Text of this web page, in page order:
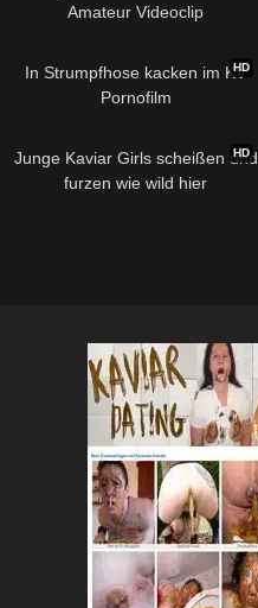
Amateur Videoclip
HD
In Strumpfhose kacken im KV
Pornofilm
HD
Junge Kaviar Girls scheißen und
furzen wie wild hier